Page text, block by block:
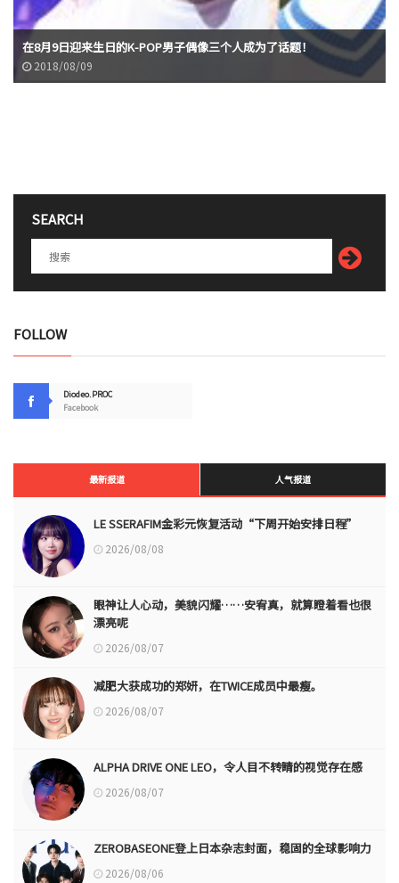
在8月9日迎来生日的K-POP男子偶像三个人成为了话题！
2018/08/09
SEARCH
FOLLOW
Diodeo.PROC
Facebook
最新报道 人气报道
LE SSERAFIM金彩元恢复活动“下周开始安排日程”
2026/08/08
眼神让人心动，美貌闪耀……安宥真，就算瞪着看也很
漂亮呢
2026/08/07
减肥大获成功的郑妍，在TWICE成员中最瘦。
2026/08/07
ALPHA DRIVE ONE LEO，令人目不转睛的视觉存在感
2026/08/07
ZEROBASEONE登上日本杂志封面，稳固的全球影响力
2026/08/06